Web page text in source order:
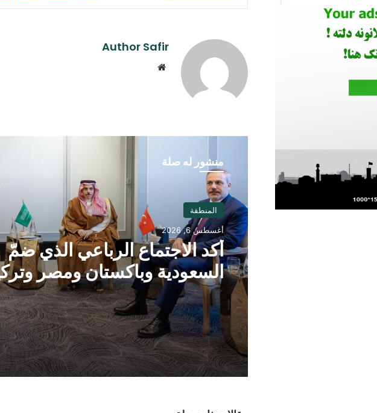
Author Safir
منشور له صلة
المنطقة
أغسطس 6, 2026
أكد الاجتماع الرباعي الذي ضمّ
السعودية وباكستان ومصر
على ضرورة خفض حدة
الإقليمية